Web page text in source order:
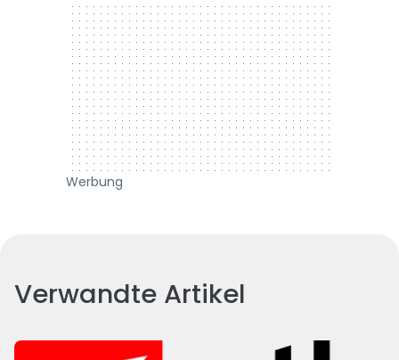
Werbung
Verwandte Artikel